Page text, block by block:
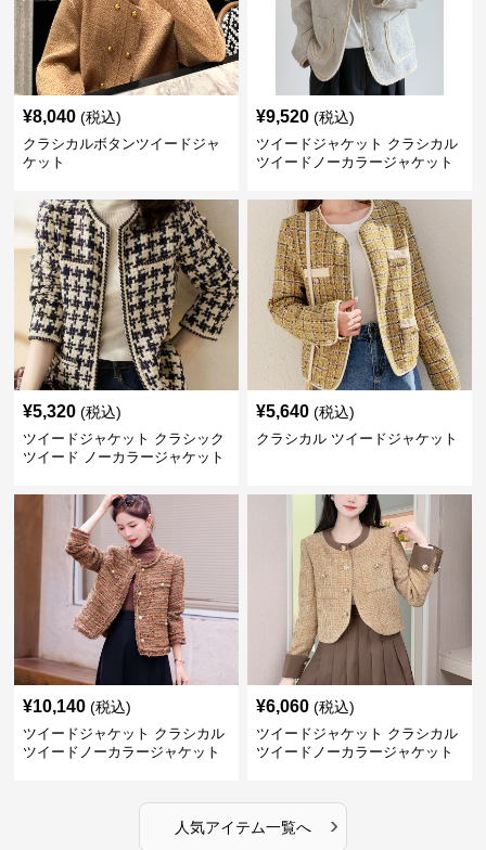
¥8,040 (税込)
クラシカルボタンツイードジャ
ケット
¥9,520 (税込)
ツイードジャケット クラシカル
ツイードノーカラージャケット
¥5,320 (税込)
ツイードジャケット クラシック
ツイード ノーカラージャケット
¥5,640 (税込)
クラシカル ツイードジャケット
¥10,140 (税込)
ツイードジャケット クラシカル
ツイードノーカラージャケット
¥6,060 (税込)
ツイードジャケット クラシカル
ツイードノーカラージャケット
人気アイテム一覧へ ›